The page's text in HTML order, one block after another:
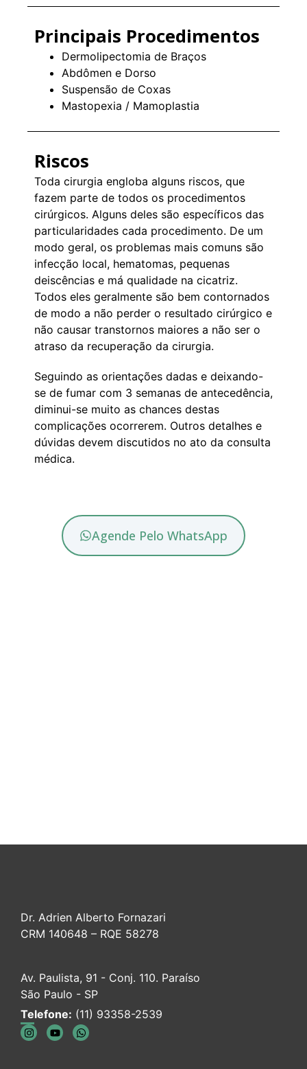
Principais Procedimentos
Dermolipectomia de Braços
Abdômen e Dorso
Suspensão de Coxas
Mastopexia / Mamoplastia
Riscos
Toda cirurgia engloba alguns riscos, que
fazem parte de todos os procedimentos
cirúrgicos. Alguns deles são específicos das
particularidades cada procedimento. De um
modo geral, os problemas mais comuns são
infecção local, hematomas, pequenas
deiscências e má qualidade na cicatriz.
Todos eles geralmente são bem contornados
de modo a não perder o resultado cirúrgico e
não causar transtornos maiores a não ser o
atraso da recuperação da cirurgia.
Seguindo as orientações dadas e deixando-
se de fumar com 3 semanas de antecedência,
diminui-se muito as chances destas
complicações ocorrerem. Outros detalhes e
dúvidas devem discutidos no ato da consulta
médica.
Agende Pelo WhatsApp
Dr. Adrien Alberto Fornazari
CRM 140648 – RQE 58278
Av. Paulista, 91 - Conj. 110. Paraíso
São Paulo - SP
Telefone: (11) 93358-2539